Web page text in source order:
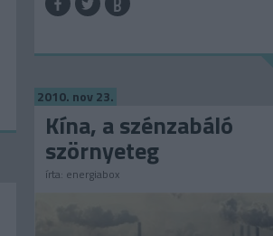
2010. nov 23.
Kína, a szénzabáló
szörnyeteg
írta: energiabox